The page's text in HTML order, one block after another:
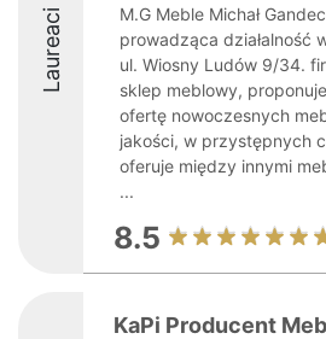
Laureaci
M.G Meble Michał
prowadząca działalność
ul. Wiosny Ludów 9/34.
sklep meblowy,
ofertę nowoczesnych
jakości, w przystępnych
oferuje między innymi
...
8.5
KaPi Producent